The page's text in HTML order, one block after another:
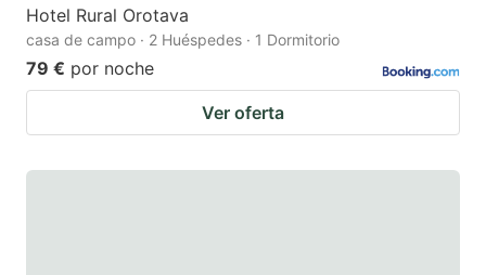
Hotel Rural Orotava
casa de campo · 2 Huéspedes · 1 Dormitorio
79 € por noche
Ver oferta